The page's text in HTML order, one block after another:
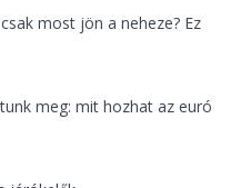
most jön a neheze? Ez
meg: mit hozhat az euró